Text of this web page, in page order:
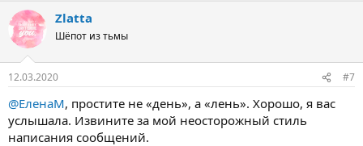
к
ц
и
Zlatta
Шёпот из тьмы
12.03.2020 #7
@ЕленаМ, простите не «день», а «лень». Хорошо, я вас
услышала. Извините за мой неосторожный стиль
написания сообщений.